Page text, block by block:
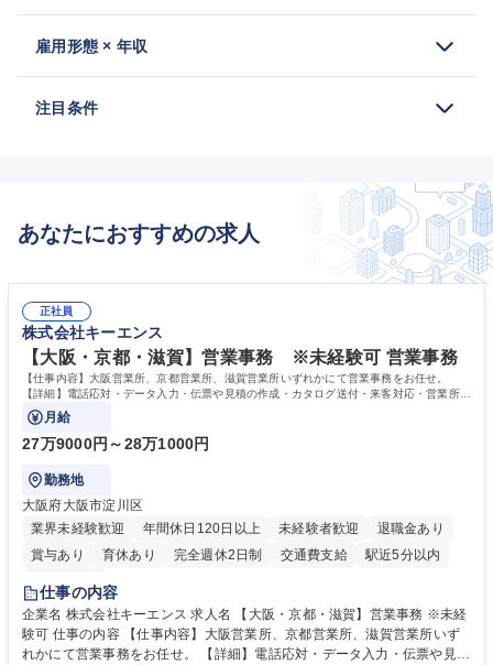
雇用形態 × 年収
注目条件
あなたにおすすめの求人
正社員
株式会社キーエンス
【大阪・京都・滋賀】営業事務 ※未経験可 営業事務
【仕事内容】大阪営業所、京都営業所、滋賀営業所いずれかにて営業事務をお任せ。
【詳細】電話応対・データ入力・伝票や見積の作成・カタログ送付・来客対応・営業所内
で発生する事務業務や業務改善をお任せ。
月給
27万9000円～28万1000円
勤務地
大阪府大阪市淀川区
業界未経験歓迎
年間休日120日以上 未経験者歓迎
退職金あり
賞与あり
育休あり 完全週休2日制 交通費支給
駅近5分以内
土日祝休み
仕事の内容
企業名 株式会社キーエンス 求人名 【大阪・京都・滋賀】営業事務 ※未経
験可 仕事の内容 【仕事内容】大阪営業所、京都営業所、滋賀営業所いず
れかにて営業事務をお任せ。 【詳細】電話応対・データ入力・伝票や見積